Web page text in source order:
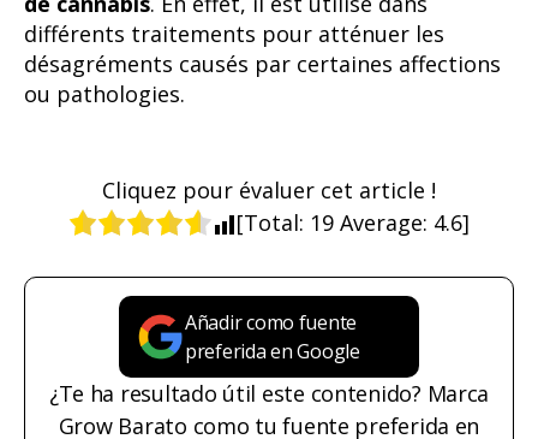
différents traitements pour atténuer les
désagréments causés par certaines affections
ou pathologies.
Cliquez pour évaluer cet article !
[Total: 19 Average: 4.6]
Añadir como fuente
preferida en Google
¿Te ha resultado útil este contenido? Marca
Grow Barato como tu fuente preferida en